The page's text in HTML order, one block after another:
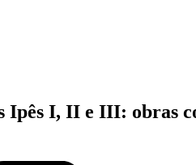
Ipês I, II e III: obras